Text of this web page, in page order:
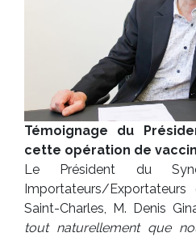
Témoignage du
cette opération de
Le Président du
Importateurs/
Saint-Charles, M. Denis
tout naturellement que